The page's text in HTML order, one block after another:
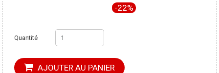
-22%
Quantité
AJOUTER AU PANIER